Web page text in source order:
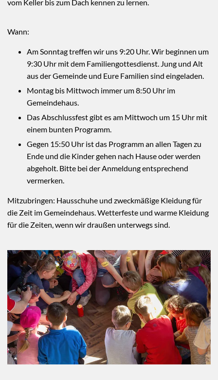
vom Keller bis zum Dach kennen zu lernen.
Wann:
Am Sonntag treffen wir uns 9:20 Uhr. Wir beginnen um
9:30 Uhr mit dem Familiengottesdienst. Jung und Alt
aus der Gemeinde und Eure Familien sind eingeladen.
Montag bis Mittwoch immer um 8:50 Uhr im
Gemeindehaus.
Das Abschlussfest gibt es am Mittwoch um 15 Uhr mit
einem bunten Programm.
Gegen 15:50 Uhr ist das Programm an allen Tagen zu
Ende und die Kinder gehen nach Hause oder werden
abgeholt. Bitte bei der Anmeldung entsprechend
vermerken.
Mitzubringen: Hausschuhe und zweckmäßige Kleidung für
die Zeit im Gemeindehaus. Wetterfeste und warme Kleidung
für die Zeiten, wenn wir draußen unterwegs sind.